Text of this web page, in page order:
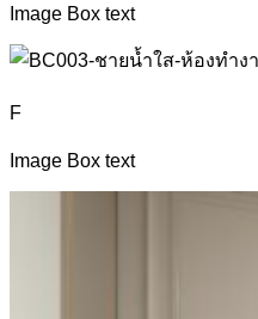
Image Box text
F
Image Box text